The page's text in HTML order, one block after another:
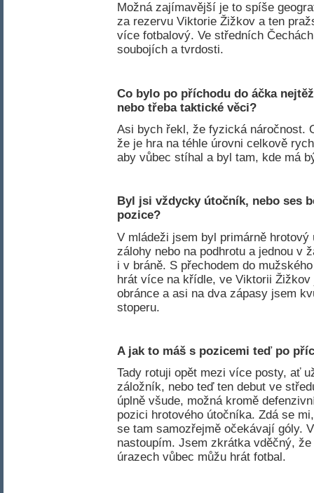
Možná zajímavější je to spíše
za rezervu Viktorie Žižkov a ten
více fotbalový. Ve středních
soubojích a tvrdosti.
Co bylo po příchodu do áčka
nebo třeba taktické věci?
Asi bych řekl, že fyzická náročnost.
že je hra na téhle úrovni celkově
aby vůbec stíhal a byl tam, kde má
Byl jsi vždycky útočník, nebo ses
pozice?
V mládeži jsem byl primárně
zálohy nebo na podhrotu a jednou v
i v bráně. S přechodem do
hrát více na křídle, ve Viktorii
obránce a asi na dva zápasy jsem
stoperu.
A jak to máš s pozicemi teď po
Tady rotuji opět mezi více posty, ať
záložník, nebo teď ten debut ve
úplně všude, možná kromě
pozici hrotového útočníka. Zdá se
se tam samozřejmě očekávají góly.
nastoupím. Jsem zkrátka vděčný,
úrazech vůbec můžu hrát fotbal.